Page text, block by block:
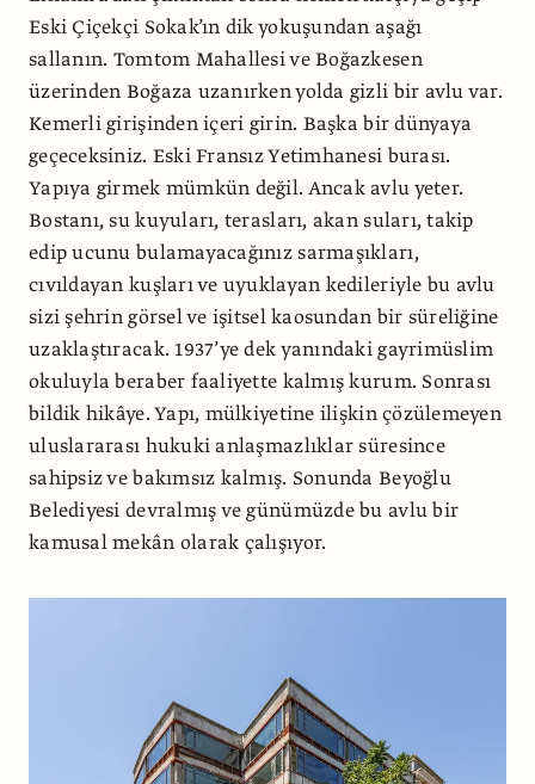
Eski Çiçekçi Sokak’ın dik yokuşundan aşağı
sallanın. Tomtom Mahallesi ve Boğazkesen
üzerinden Boğaza uzanırken yolda gizli bir avlu var.
Kemerli girişinden içeri girin. Başka bir dünyaya
geçeceksiniz. Eski Fransız Yetimhanesi burası.
Yapıya girmek mümkün değil. Ancak avlu yeter.
Bostanı, su kuyuları, terasları, akan suları, takip
edip ucunu bulamayacağınız sarmaşıkları,
cıvıldayan kuşları ve uyuklayan kedileriyle bu avlu
sizi şehrin görsel ve işitsel kaosundan bir süreliğine
uzaklaştıracak. 1937’ye dek yanındaki gayrimüslim
okuluyla beraber faaliyette kalmış kurum. Sonrası
bildik hikâye. Yapı, mülkiyetine ilişkin çözülemeyen
uluslararası hukuki anlaşmazlıklar süresince
sahipsiz ve bakımsız kalmış. Sonunda Beyoğlu
Belediyesi devralmış ve günümüzde bu avlu bir
kamusal mekân olarak çalışıyor.